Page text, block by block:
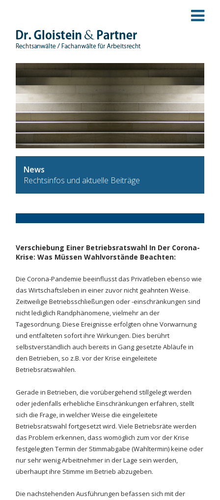
News
Rechtsinfos und aktuelle Beiträge
Verschiebung Einer Betriebsratswahl In Der Corona-
Krise: Was Müssen Wahlvorstände Beachten:
Die Corona-Pandemie beeinflusst das Privatleben ebenso wie
das Wirtschaftsleben in einer zuvor nicht geahnten Weise.
Zeitweilige Betriebsschließungen oder -einschränkungen sind
nicht lediglich Randphänomene, vielmehr an der
Tagesordnung. Diese Ereignisse erfolgten ohne Vorwarnung
und entfalteten sofort ihre Wirkungen. Dies berührt
selbstverständlich auch bereits in Gang gesetzte Abläufe in
den Betrieben, so z.B. vor der Krise eingeleitete
Betriebsratswahlen.
Gerade in Betrieben, die vorübergehend stillgelegt werden
oder jedenfalls erhebliche Einschränkungen erfahren, stellt
sich die Frage, in welcher Weise die eingeleitete
Betriebsratswahl fortgesetzt wird. Viele Betriebsräte werden
das Problem erkennen, dass womöglich zum vor der Krise
festgelegten Termin der Stimmabgabe (Wahltermin) keine oder
nur sehr wenig Arbeitnehmer in der Lage sein werden,
überhaupt ihre Stimme im Betrieb abzugeben.
Die nachstehenden Ausführungen befassen sich mit der